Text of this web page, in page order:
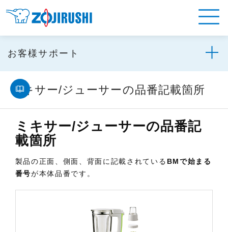
お客様サポート
ミキサー/ジューサーの品番記載箇所
ミキサー/ジューサーの品番記
載箇所
製品の正面、側面、背面に記載されている BMで始まる
番号が本体品番です。